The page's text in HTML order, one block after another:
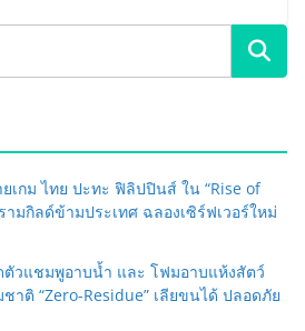
เกม ไทย ปะทะ ฟิลิปปินส์ ใน “Rise of
ามกิลด์ข้ามประเทศ ฉลองเซิร์ฟเวอร์ใหม่
ดตัวแชมพูอาบน้ำ และ โฟมอาบแห้งสัตว์
าติ “Zero-Residue” เลียขนได้ ปลอดภัย